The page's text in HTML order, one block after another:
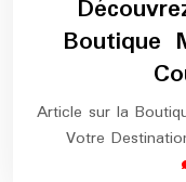
Boutique
Article sur la
Votre